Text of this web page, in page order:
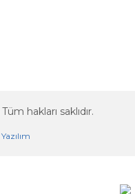
Tüm hakları saklıdır.